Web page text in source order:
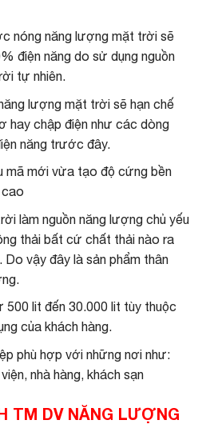
nóng năng lượng mặt trời sẽ
điện năng do sử dụng nguồn
tự nhiên.
lượng mặt trời sẽ hạn chế
hay chập điện như các dòng
năng trước đây.
mã mới vừa tạo độ cứng bền
làm nguồn năng lượng chủ yếu
thải bất cứ chất thải nào ra
vậy đây là sản phẩm thân
500 lit đến 30.000 lit tùy thuộc
của khách hàng.
phù hợp với những nơi như:
nhà hàng, khách sạn
TM DV NĂNG LƯỢNG